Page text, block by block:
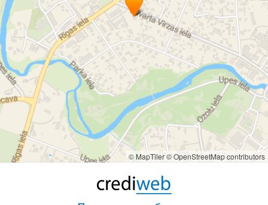
© MapTiler© OpenStreetMap contributors